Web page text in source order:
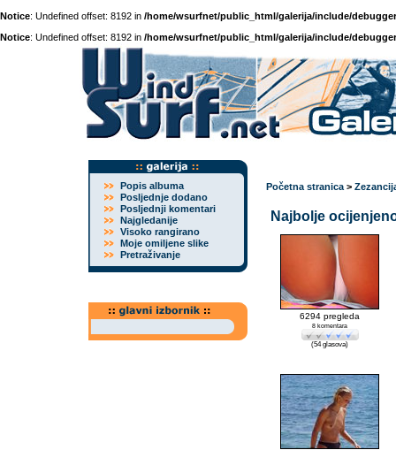
Notice: Undefined offset: 8192 in /home/wsurfnet/public_html/galerija/include/
Notice: Undefined offset: 8192 in /home/wsurfnet/public_html/galerija/include/
Popis albuma
Posljednje dodano
Posljednji komentari
Najgledanije
Visoko rangirano
Moje omiljene slike
Pretraživanje
Početna stranica >
Najbolje
6294 pregleda
8 komentara
(54 glasova)